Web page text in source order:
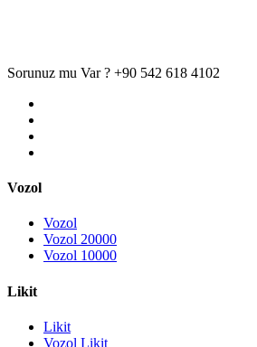
Sorunuz mu Var ? +90 542 618 4102
Vozol
Vozol
Vozol 20000
Vozol 10000
Likit
Likit
Vozol Likit